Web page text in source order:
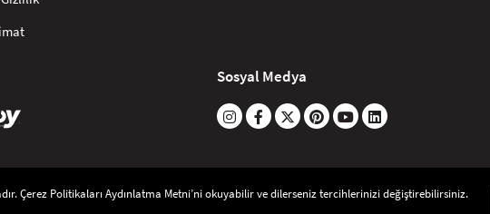
Sosyal Medya
Çerez Politikaları Aydınlatma Metni’ni okuyabilir ve dilerseniz tercihlerinizi değiştirebilirsiniz.